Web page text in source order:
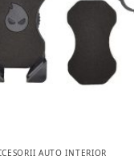
AUTO INTERIOR